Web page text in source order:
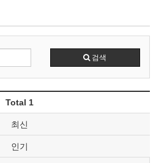
검색
Total 1
최신
인기